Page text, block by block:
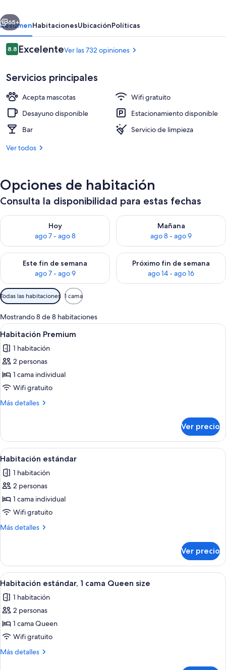
niu,
Mood
Mainz
IHG
Lobby
Siguiente
65+
ResumenHabitacionesUbicaciónPolíticas
Opiniones
8.88.8 de 10,
ExcelenteVer las 732 opiniones
Servicios principales
Acepta mascotas
Wifi gratuito
Desayuno disponible
Estacionamiento disponible
Bar
Servicio de limpieza
Ver todos
Opciones de habitación
Consulta la disponibilidad para estas fechas
Hoy
ago 7 - ago 8
Consulta la disponibilidad para hoy ago 7 - ago 8
Mañana
ago 8 - ago 9
Consulta la disponibilidad
Este fin de semana
ago 7 - ago 9
Consulta la disponibilidad para este fin de semana ago 7 -
Próximo fin de semana
ago 14 - ago 16
Consulta la disponibilidad
Filtros
disponibles
para
las
habitaciones
Todas las habitaciones 1 cama
Mostrando 8 de 8 habitaciones
Abrir
todas
las
fotos
de
Habitación
Premium
Una cocina con microondas
12
Habitación Premium
1 habitación
2 personas
1 cama individual
Wifi gratuito
Más detalles
Más
Premium
Ver precio
Abrir
todas
las
fotos
de
Habitación
estándar
Habitación de hotel con cama,
8
Habitación estándar
1 habitación
2 personas
1 cama individual
Wifi gratuito
Más detalles
Más
estándar
Ver precio
Abrir
todas
las
fotos
de
Habitación
estándar,
Habitación de hotel con cama,
8
Habitación estándar, 1 cama Queen size
1 habitación
2 personas
1 cama Queen
Wifi gratuito
Más detalles
Más